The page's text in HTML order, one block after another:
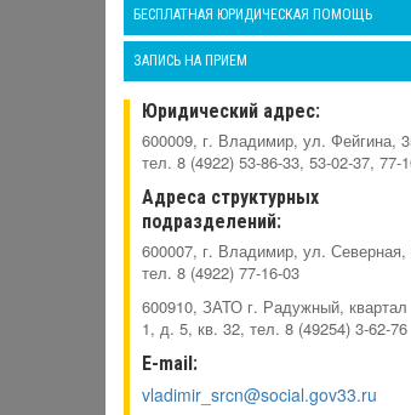
БЕСПЛАТНАЯ ЮРИДИЧЕСКАЯ ПОМОЩЬ
ЗАПИСЬ НА ПРИЕМ
Юридический адрес:
600009, г. Владимир, ул. Фейгина,
тел. 8 (4922) 53-86-33, 53-02-37, 77-
Адреса структурных
подразделений:
600007, г. Владимир, ул. Северная,
тел. 8 (4922) 77-16-03
600910, ЗАТО г. Радужный, квартал
1, д. 5, кв. 32, тел. 8 (49254) 3-62-76
E-mail:
vladimir_srcn@social.gov33.ru